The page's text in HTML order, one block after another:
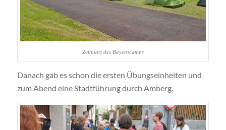
Zeltplatz des Bayerncamps
Danach gab es schon die ersten Übungseinheiten und
zum Abend eine Stadtführung durch Amberg.